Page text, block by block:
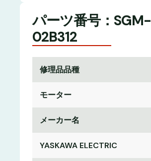
パーツ番号：SGM-
02B312
修理品品種
モーター
メーカー名
YASKAWA ELECTRIC